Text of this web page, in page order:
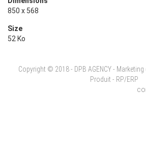
850 x 568
Size
52 Ko
Copyright © 2018 - DPB AGENCY -
Produit - RP/ERP